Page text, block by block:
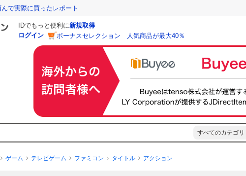
で実際に買ったレポート
IDでもっと便利に新規取得
ログイン
ボーナスセレクション 人気商品が最大40％
すべてのカテゴリ
ゲーム テレビゲーム ファミコン タイトル アクション